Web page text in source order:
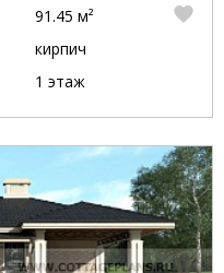
91.45 м²
кирпич
1 этаж